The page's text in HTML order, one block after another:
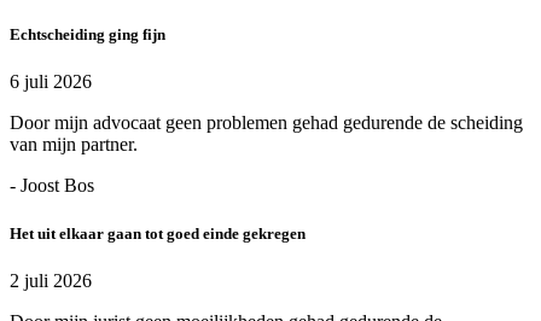
Echtscheiding ging fijn
6 juli 2026
Door mijn advocaat geen problemen gehad gedurende de scheiding
van mijn partner.
- Joost Bos
Het uit elkaar gaan tot goed einde gekregen
2 juli 2026